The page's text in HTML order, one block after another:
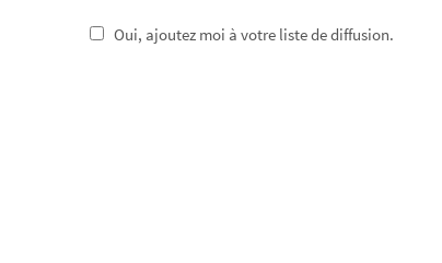
Oui, ajoutez moi à votre liste de diffusion.